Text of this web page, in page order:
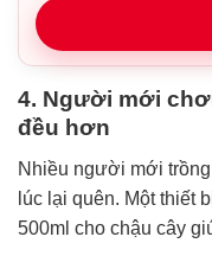
4. Người mới
đều hơn
Nhiều người mới
lúc lại quên. Một
500ml cho chậu cây